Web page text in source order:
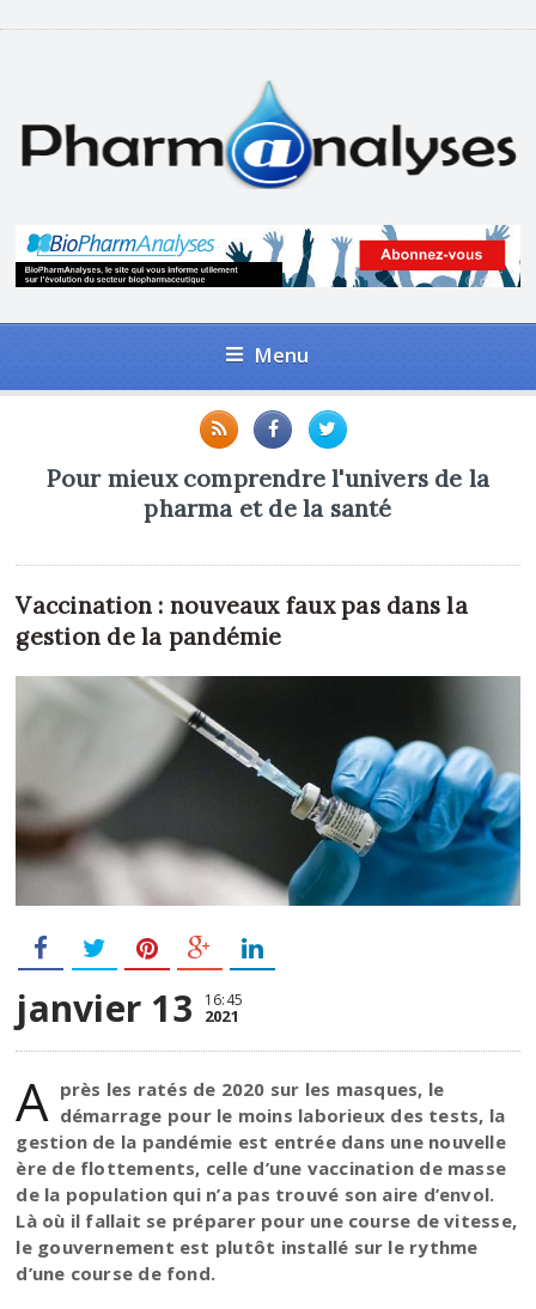
Menu
Pour mieux comprendre l'univers de la
pharma et de la santé
Vaccination : nouveaux faux pas dans la
gestion de la pandémie
janvier 13 16:45
2021
A près les ratés de 2020 sur les masques, le
démarrage pour le moins laborieux des tests, la
gestion de la pandémie est entrée dans une nouvelle
ère de flottements, celle d’une vaccination de masse
de la population qui n’a pas trouvé son aire d’envol.
Là où il fallait se préparer pour une course de vitesse,
le gouvernement est plutôt installé sur le rythme
d’une course de fond.